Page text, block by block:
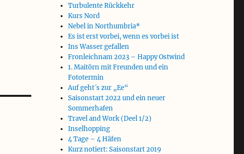
Turbulente Rückkehr
Kurs Nord
Nebel in Northumbria*
Es ist erst vorbei, wenn es vorbei ist
Ins Wasser gefallen
Fronleichnam 2023 – Happy Ostwind
1. Maitörn mit Freunden und ein
Fototermin
Auf geht´s zur „Ee“
Saisonstart 2022 und ein neuer
Sommerhafen
Travel and Work (Deel 1/2)
Inselhopping
4 Tage – 4 Häfen
Kurz notiert: Saisonstart 2019